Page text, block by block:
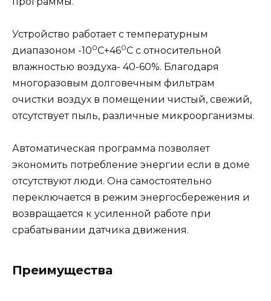
Устройство работает с температурным
диапазоном -100С+460С с относительной
влажностью воздуха- 40-60%. Благодаря
многоразовым долговечным фильтрам
очистки воздух в помещении чистый, свежий,
отсутствует пыль, различные микроорганизмы.
Автоматическая программа позволяет
экономить потребление энергии если в доме
отсутствуют люди. Она самостоятельно
переключается в режим энергосбережения и
возвращается к усиленной работе при
срабатывании датчика движения.
Преимущества